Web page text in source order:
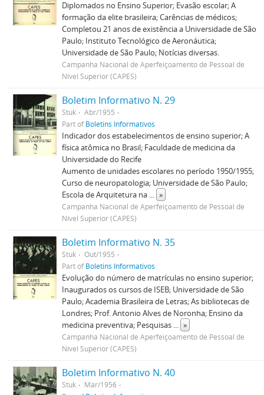
Diplomados no Ensino Superior; Evasão escolar; A
formação da elite brasileira; Carências de médicos;
Completou 21 anos de existência a Universidade de São
Paulo; Instituto Tecnológico de Aeronáutica;
Universidade de São Paulo; Notícias diversas.
Campanha Nacional de Aperfeiçoamento de Pessoal de
Nível Superior (CAPES)
Boletim Informativo N. 29
Stuk
Abr/1955
Part ofBoletins Informativos
Indicador dos estabelecimentos de ensino superior; A
física atômica no Brasil; Faculdade de medicina da
Universidade do Recife
Aumento de unidades escolares no período 1950/1955;
Curso de neuropatologia; Universidade de São Paulo;
Escola de Arquitetura na ... »
Campanha Nacional de Aperfeiçoamento de Pessoal de
Nível Superior (CAPES)
Boletim Informativo N. 35
Stuk
Out/1955
Part ofBoletins Informativos
Evolução do número de matrículas no ensino superior;
Inaugurados os cursos de ISEB; Universidade de São
Paulo; Academia Brasileira de Letras; As bibliotecas de
Londres; Prof. Antonio Alves de Noronha; Ensino da
medicina preventiva; Pesquisas ... »
Campanha Nacional de Aperfeiçoamento de Pessoal de
Nível Superior (CAPES)
Boletim Informativo N. 40
Stuk
Mar/1956